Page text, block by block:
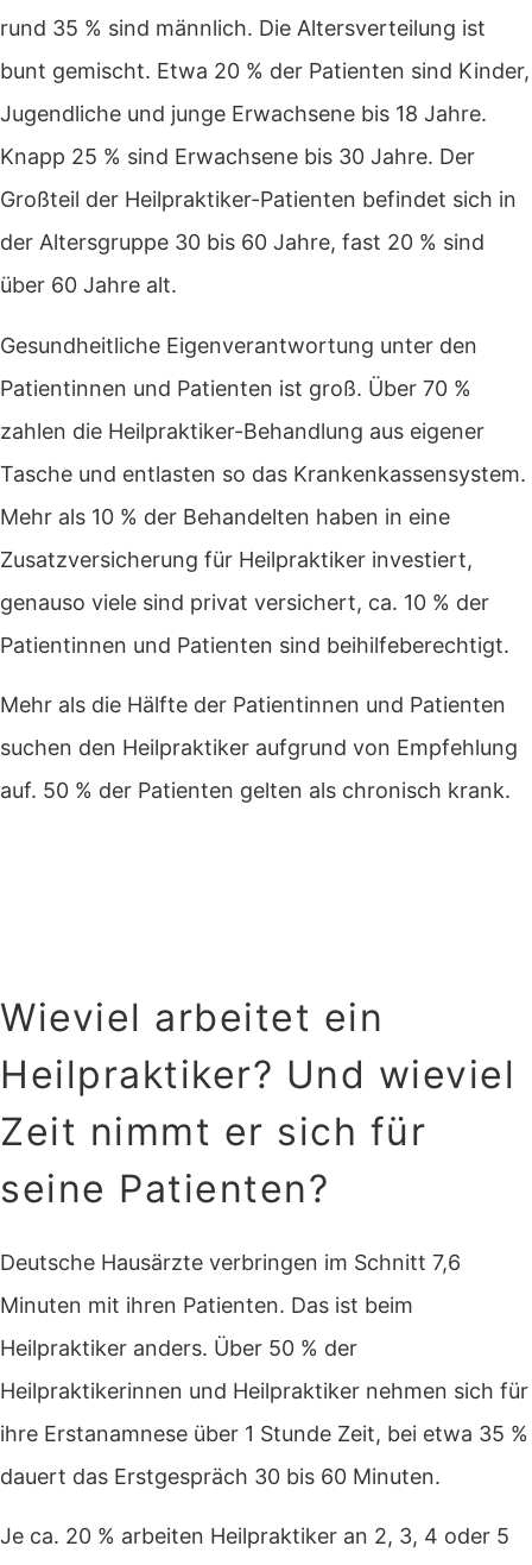
rund 35 % sind männlich. Die Altersverteilung ist
bunt gemischt. Etwa 20 % der Patienten sind Kinder,
Jugendliche und junge Erwachsene bis 18 Jahre.
Knapp 25 % sind Erwachsene bis 30 Jahre. Der
Großteil der Heilpraktiker-Patienten befindet sich in
der Altersgruppe 30 bis 60 Jahre, fast 20 % sind
über 60 Jahre alt.
Gesundheitliche Eigenverantwortung unter den
Patientinnen und Patienten ist groß. Über 70 %
zahlen die Heilpraktiker-Behandlung aus eigener
Tasche und entlasten so das Krankenkassensystem.
Mehr als 10 % der Behandelten haben in eine
Zusatzversicherung für Heilpraktiker investiert,
genauso viele sind privat versichert, ca. 10 % der
Patientinnen und Patienten sind beihilfeberechtigt.
Mehr als die Hälfte der Patientinnen und Patienten
suchen den Heilpraktiker aufgrund von Empfehlung
auf. 50 % der Patienten gelten als chronisch krank.
Wieviel arbeitet ein
Heilpraktiker? Und wieviel
Zeit nimmt er sich für
seine Patienten?
Deutsche Hausärzte verbringen im Schnitt 7,6
Minuten mit ihren Patienten. Das ist beim
Heilpraktiker anders. Über 50 % der
Heilpraktikerinnen und Heilpraktiker nehmen sich für
ihre Erstanamnese über 1 Stunde Zeit, bei etwa 35 %
dauert das Erstgespräch 30 bis 60 Minuten.
Je ca. 20 % arbeiten Heilpraktiker an 2, 3, 4 oder 5